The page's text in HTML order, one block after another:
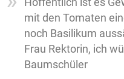
mit den Tomaten
noch Basilikum
Frau Rektorin, ich
Baumschüler